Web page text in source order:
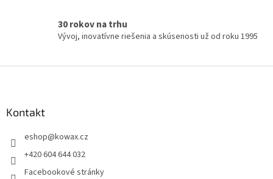
u
30 rokov na trhu
Vývoj, inovatívne riešenia a skúsenosti už od roku 1995
Kontakt
eshop@kowax.cz
+420 604 644 032
Facebookové stránky